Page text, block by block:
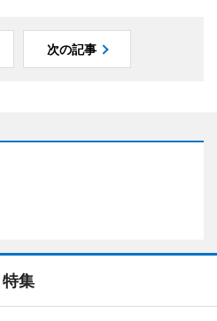
次の記事
特集